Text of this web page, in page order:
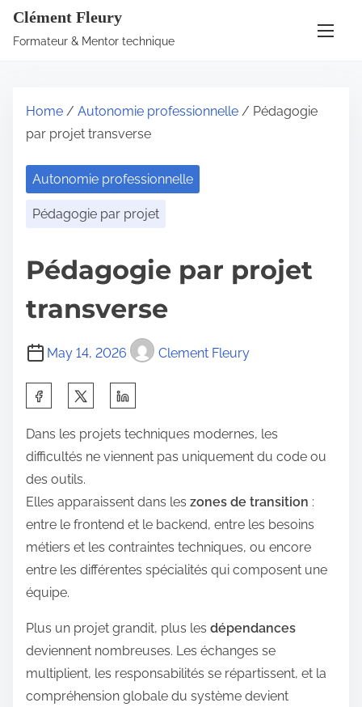
Clément Fleury
Formateur & Mentor technique
Home / Autonomie professionnelle / Pédagogie
par projet transverse
Autonomie professionnelle
Pédagogie par projet
Pédagogie par projet
transverse
May 14, 2026 Clement Fleury
a
r
e
t
h
i
s
p
o
Dans les projets techniques modernes, les
difficultés ne viennent pas uniquement du code ou
des outils.
Elles apparaissent dans les zones de transition :
entre le frontend et le backend, entre les besoins
métiers et les contraintes techniques, ou encore
entre les différentes spécialités qui composent une
équipe.
Plus un projet grandit, plus les dépendances
deviennent nombreuses. Les échanges se
multiplient, les responsabilités se répartissent, et la
compréhension globale du système devient